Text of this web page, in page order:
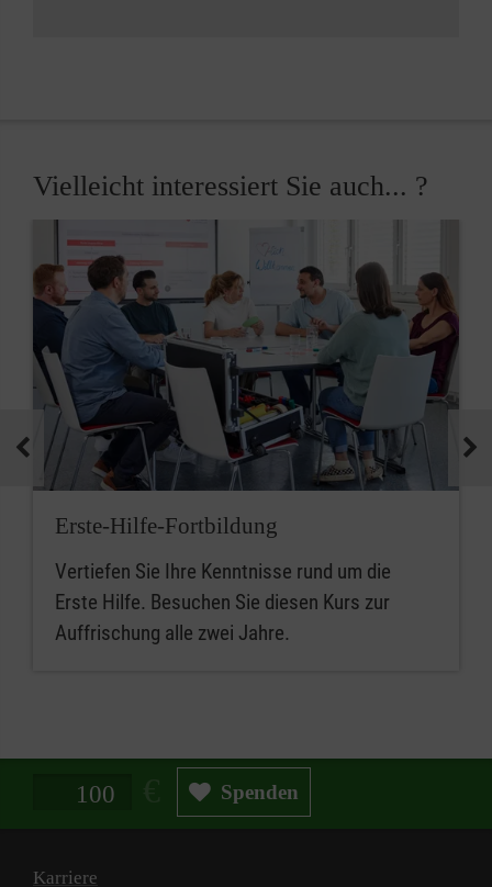
Vielleicht interessiert Sie auch... ?
Erste-Hilfe-Fortbildung
Vertiefen Sie Ihre Kenntnisse rund um die
Erste Hilfe. Besuchen Sie diesen Kurs zur
Auffrischung alle zwei Jahre.
Spendenbetrag in Euro Spenden
Karriere